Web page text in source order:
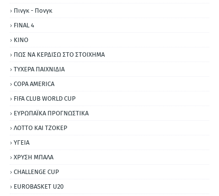
Πινγκ - Πονγκ
FINAL 4
ΚΙΝΟ
ΠΩΣ ΝΑ ΚΕΡΔΙΣΩ ΣΤΟ ΣΤΟΙΧΗΜΑ
ΤΥΧΕΡΑ ΠΑΙΧΝΙΔΙΑ
COPA AMERICA
FIFA CLUB WORLD CUP
ΕΥΡΩΠΑΪΚΑ ΠΡΟΓΝΩΣΤΙΚΑ
ΛΟΤΤΟ ΚΑΙ ΤΖΟΚΕΡ
ΥΓΕΙΑ
ΧΡΥΣΗ ΜΠΑΛΑ
CHALLENGE CUP
EUROBASKET U20